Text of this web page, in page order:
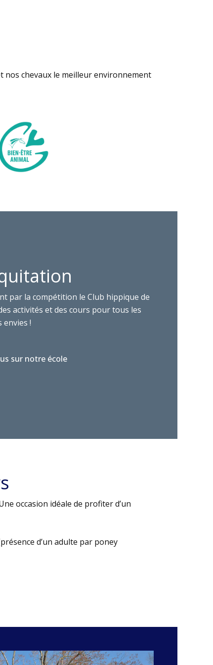
nos chevaux le meilleur environnement
par la compétition le Club hippique de
activités et des cours pour tous les
envies !
sur notre école
occasion idéale de profiter d’un
d’un adulte par poney